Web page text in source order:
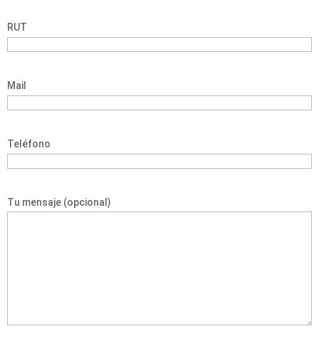
RUT
Mail
Teléfono
Tu mensaje (opcional)